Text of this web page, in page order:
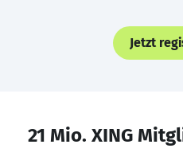
Jetzt
21 Mio. XING